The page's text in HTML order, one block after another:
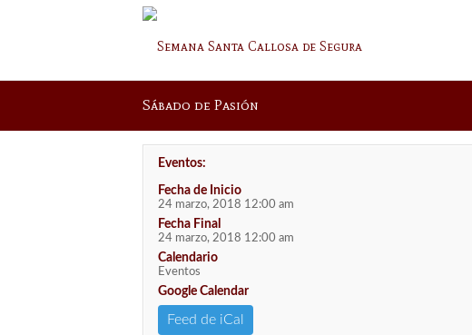
Sábado de Pasión
Eventos:
Fecha de Inicio
24 marzo, 2018 12:00 am
Fecha Final
24 marzo, 2018 12:00 am
Calendario
Eventos
Google Calendar
Feed de iCal